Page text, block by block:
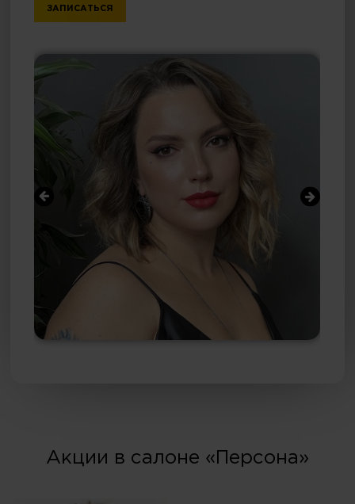
ЗАПИСАТЬСЯ
Акции в салоне «Персона»